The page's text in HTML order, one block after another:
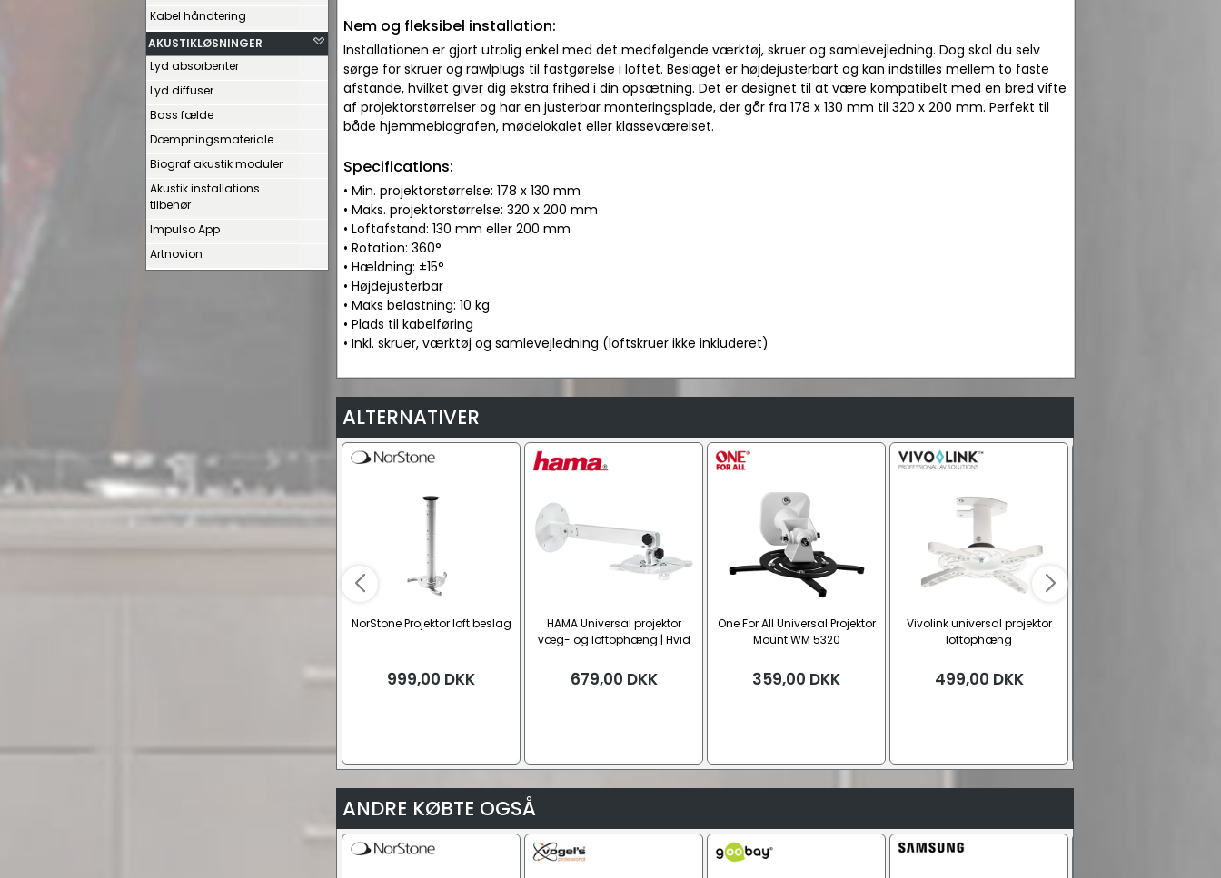
Kabel håndtering
AKUSTIKLØSNINGER
Lyd absorbenter
Lyd diffuser
Bass fælde
Dæmpningsmateriale
Biograf akustik moduler
Akustik installations
tilbehør
Impulso App
Artnovion
Nem og fleksibel installation:
Installationen er gjort utrolig enkel med det medfølgende værktøj, skruer og samlevejledning. Dog skal du selv
sørge for skruer og rawlplugs til fastgørelse i loftet. Beslaget er højdejusterbart og kan indstilles mellem to faste
afstande, hvilket giver dig ekstra frihed i din opsætning. Det er designet til at være kompatibelt med en bred vifte
af projektorstørrelser og har en justerbar monteringsplade, der går fra 178 x 130 mm til 320 x 200 mm. Perfekt til
både hjemmebiografen, mødelokalet eller klasseværelset.
Specifications:
• Min. projektorstørrelse: 178 x 130 mm
• Maks. projektorstørrelse: 320 x 200 mm
• Loftafstand: 130 mm eller 200 mm
• Rotation: 360°
• Hældning: ±15°
• Højdejusterbar
• Maks belastning: 10 kg
• Plads til kabelføring
• Inkl. skruer, værktøj og samlevejledning (loftskruer ikke inkluderet)
ALTERNATIVER
NorStone Projektor loft beslag
999,00 DKK
HAMA Universal projektor
væg- og loftophæng | Hvid
679,00 DKK
One For All Universal Projektor
Mount WM 5320
359,00 DKK
Vivolink universal projektor
loftophæng
499,00 DKK
ANDRE KØBTE OGSÅ